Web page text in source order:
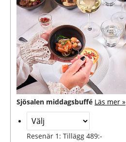
Sjösalen middagsbuffé Läs mer »
Resenär 1: Tillägg 489:-